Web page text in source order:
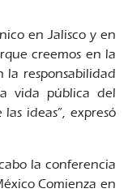
en Jalisco y en
creemos en la
responsabilidad
vida pública del
ideas”, expresó
la conferencia
Comienza en